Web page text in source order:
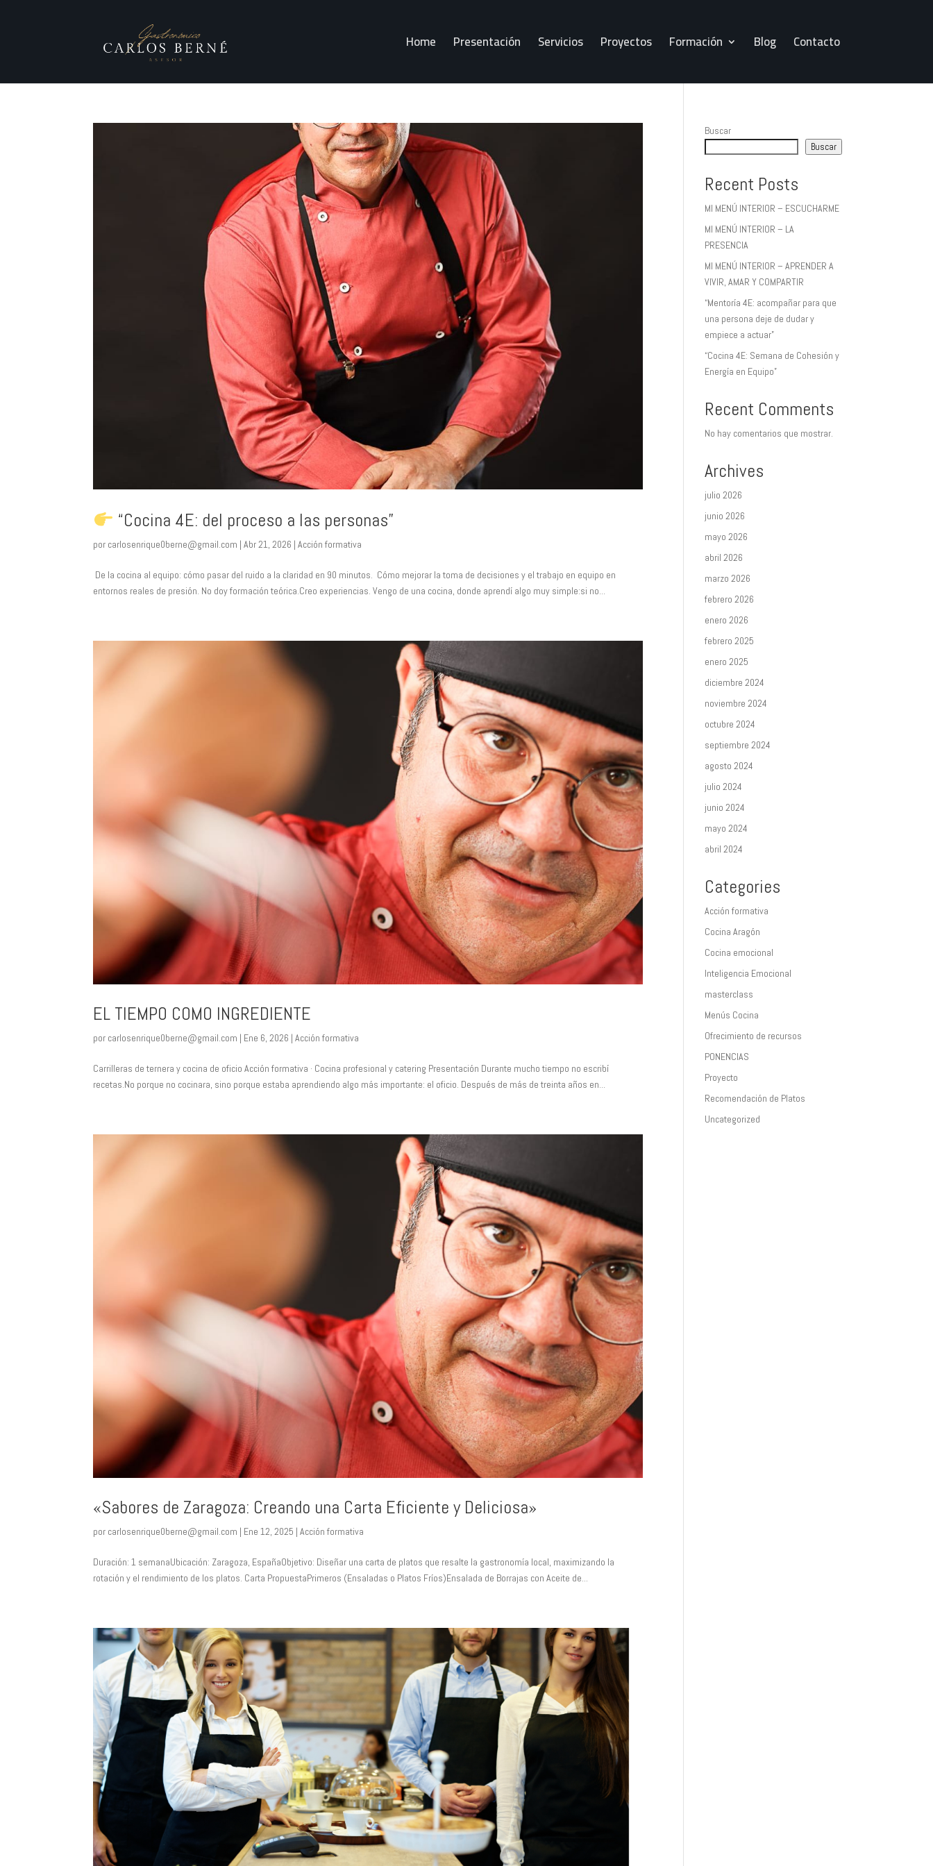
Home Presentación Servicios Proyectos Formación Blog Contacto
“Cocina 4E: del proceso a las personas”
por carlosenrique0berne@gmail.com |Abr 21, 2026 |Acción formativa
De la cocina al equipo: cómo pasar del ruido a la claridad en 90 minutos. Cómo mejorar la toma de decisiones y el trabajo en equipo en
entornos reales de presión. No doy formación teórica.Creo experiencias. Vengo de una cocina, donde aprendí algo muy simple:si no...
EL TIEMPO COMO INGREDIENTE
por carlosenrique0berne@gmail.com | Ene 6, 2026 |Acción formativa
Carrilleras de ternera y cocina de oficio Acción formativa · Cocina profesional y catering Presentación Durante mucho tiempo no escribí
recetas.No porque no cocinara, sino porque estaba aprendiendo algo más importante: el oficio. Después de más de treinta años en...
«Sabores de Zaragoza: Creando una Carta Eficiente y Deliciosa»
por carlosenrique0berne@gmail.com | Ene 12, 2025 |Acción formativa
Duración: 1 semanaUbicación: Zaragoza, EspañaObjetivo: Diseñar una carta de platos que resalte la gastronomía local, maximizando la
rotación y el rendimiento de los platos. Carta PropuestaPrimeros (Ensaladas o Platos Fríos)Ensalada de Borrajas con Aceite de...
Buscar
Buscar
Recent Posts
MI MENÚ INTERIOR – ESCUCHARME
MI MENÚ INTERIOR – LA
PRESENCIA
MI MENÚ INTERIOR – APRENDER A
VIVIR, AMAR Y COMPARTIR
“Mentoría 4E: acompañar para que
una persona deje de dudar y
empiece a actuar”
“Cocina 4E: Semana de Cohesión y
Energía en Equipo”
Recent Comments
No hay comentarios que mostrar.
Archives
julio 2026
junio 2026
mayo 2026
abril 2026
marzo 2026
febrero 2026
enero 2026
febrero 2025
enero 2025
diciembre 2024
noviembre 2024
octubre 2024
septiembre 2024
agosto 2024
julio 2024
junio 2024
mayo 2024
abril 2024
Categories
Acción formativa
Cocina Aragón
Cocina emocional
Inteligencia Emocional
masterclass
Menús Cocina
Ofrecimiento de recursos
PONENCIAS
Proyecto
Recomendación de Platos
Uncategorized